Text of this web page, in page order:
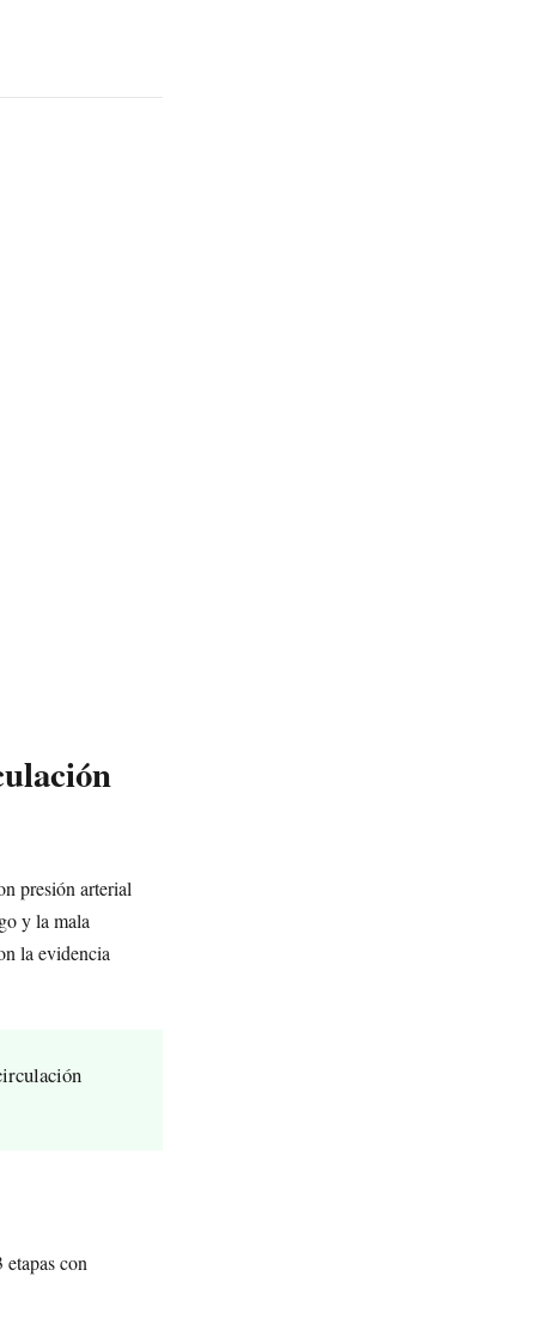
presión arterial
y la mala
la evidencia
con